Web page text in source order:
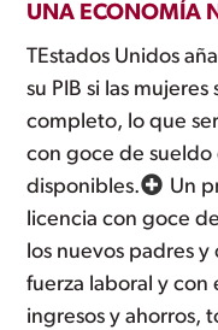
UNA ECONOMÍA
TEstados Unidos
su PIB si las
completo, lo que
con goce de
disponibles.
Un
licencia con goce
los nuevos padres
fuerza laboral y con
ingresos y ahorros,